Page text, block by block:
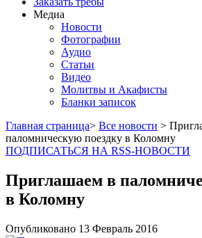
Медиа
Новости
Фотографии
Аудио
Статьи
Видео
Молитвы и Акафисты
Бланки записок
Главная страница> Все новости >
паломническую поездку в Коломну
ПОДПИСАТЬСЯ НА RSS-НОВОСТИ
Приглашаем в
в Коломну
Опубликовано 13 Февраль 2016